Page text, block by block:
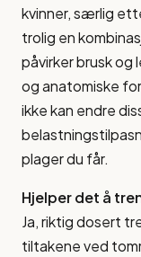
kvinner, særlig
trolig en
påvirker brusk
og anatomiske
ikke kan endre
plager du får.
Hjelper det å
Ja, riktig dosert
tiltakene ved